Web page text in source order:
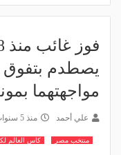
يصطدم بتفوق
مواجهتهما
علي أحمد منذ 5 سنوات
منتخب مصر كاس العالم